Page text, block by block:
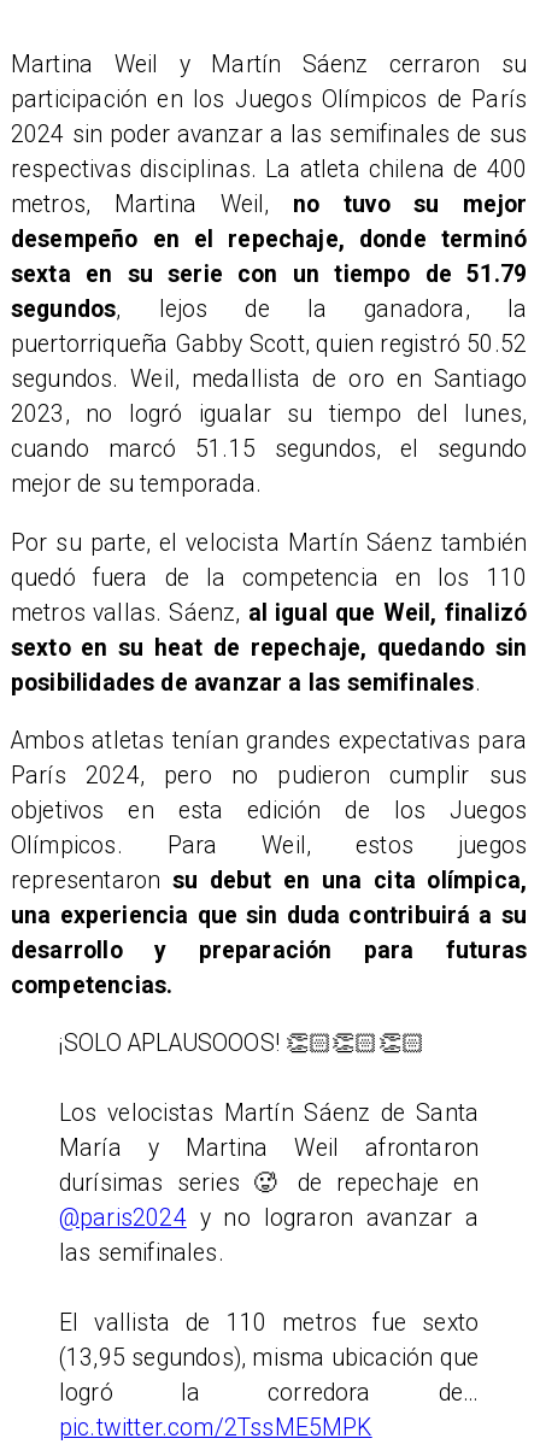
Martina Weil y Martín Sáenz cerraron su
participación en los Juegos Olímpicos de París
2024 sin poder avanzar a las semifinales de sus
respectivas disciplinas. La atleta chilena de 400
metros, Martina Weil, no tuvo su mejor
desempeño en el repechaje, donde terminó
sexta en su serie con un tiempo de 51.79
segundos, lejos de la ganadora, la
puertorriqueña Gabby Scott, quien registró 50.52
segundos. Weil, medallista de oro en Santiago
2023, no logró igualar su tiempo del lunes,
cuando marcó 51.15 segundos, el segundo
mejor de su temporada.
Por su parte, el velocista Martín Sáenz también
quedó fuera de la competencia en los 110
metros vallas. Sáenz, al igual que Weil, finalizó
sexto en su heat de repechaje, quedando sin
posibilidades de avanzar a las semifinales.
Ambos atletas tenían grandes expectativas para
París 2024, pero no pudieron cumplir sus
objetivos en esta edición de los Juegos
Olímpicos. Para Weil, estos juegos
representaron su debut en una cita olímpica,
una experiencia que sin duda contribuirá a su
desarrollo y preparación para futuras
competencias.
¡SOLO APLAUSOOOS! 👏🏻👏🏻👏🏻
Los velocistas Martín Sáenz de Santa
María y Martina Weil afrontaron
durísimas series 🥵 de repechaje en
@paris2024y no lograron avanzar a
las semifinales.
El vallista de 110 metros fue sexto
(13,95 segundos), misma ubicación que
logró la corredora de…
pic.twitter.com/2TssME5MPK